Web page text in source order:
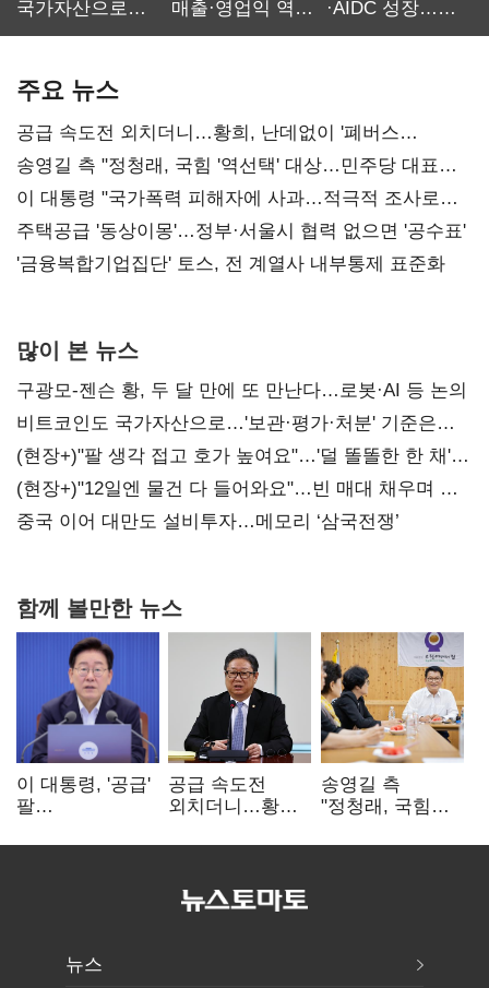
국가자산으로…'
매출·영업익 역대
·AIDC 성장…
주요 뉴스
공급 속도전 외치더니…황희, 난데없이 '폐버스
리모델링' 제안
송영길 측 "정청래, 국힘 '역선택' 대상…민주당 대표로
총선 지휘 못해"
이 대통령 "국가폭력 피해자에 사과…적극적 조사로
진실 밝혀야"
주택공급 '동상이몽'…정부·서울시 협력 없으면 '공수표'
'금융복합기업집단' 토스, 전 계열사 내부통제 표준화
많이 본 뉴스
구광모-젠슨 황, 두 달 만에 또 만난다…로봇·AI 등 논의
비트코인도 국가자산으로…'보관·평가·처분' 기준은
숙제
(현장+)"팔 생각 접고 호가 높여요"…'덜 똘똘한 한 채'
20억 키맞추기
(현장+)"12일엔 물건 다 들어와요"…빈 매대 채우며 문
연 홈플러스
중국 이어 대만도 설비투자…메모리 ‘삼국전쟁’
함께 볼만한 뉴스
이 대통령, '공급'
팔
여 내부선
공급 속도전
외치더니…황희,
리모델링' 제안
송영길 측
"정청래, 국힘
민주당 대표로
뉴스